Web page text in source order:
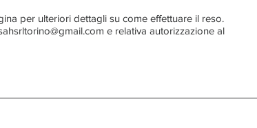
per ulteriori dettagli su come effettuare il reso.
e relativa autorizzazione al